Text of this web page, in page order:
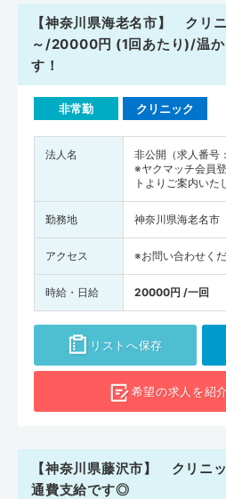
【神奈川県海老名市】 クリ
～/20000円 (1回あたり)/温か
す！
非常勤 クリニック
法人名
非公開（求人番号
※ヤクマッチ会員
トよりご案内いた
勤務地 神奈川県海老名市
アクセス ※お問い合わせく
時給・日給 20000円 /一回
リストへ保存
希望の求人を紹
【神奈川県藤沢市】 クリニ
通費支給です◎